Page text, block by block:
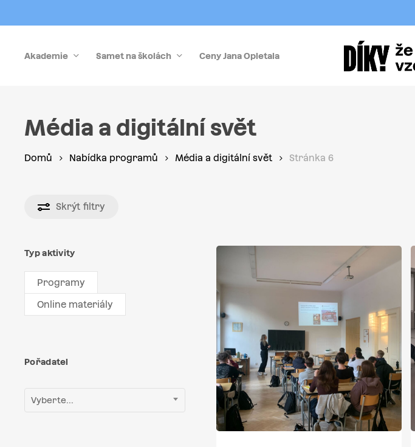
to
contentAkademie Samet na školách Ceny Jana Opletala
Média a digitální svět
Domů Nabídka programů Média a digitální svět Stránka 6
Skrýt filtry
Typ aktivity
Programy
Online materiály
Pořadatel
Vyberte...